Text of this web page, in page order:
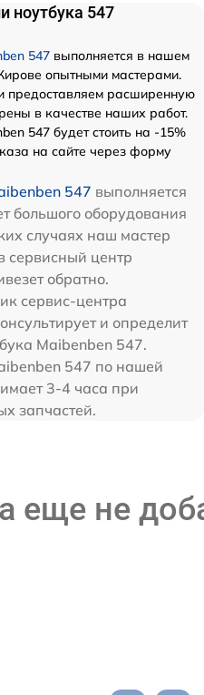
ноутбука 547
547 выполняется в нашем
опытными мастерами.
предоставляем расширенную
в качестве наших работ.
547 будет стоить на -15%
на сайте через форму
547 выполняется
большого оборудования
случаях наш мастер
сервисный центр
обратно.
сервис-центра
и определит
Maibenben 547.
547 по нашей
3-4 часа при
запчастей.
еще не